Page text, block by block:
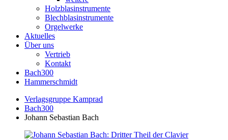
Holzblasinstrumente
Blechblasinstrumente
Orgelwerke
Aktuelles
Über uns
Vertrieb
Kontakt
Bach300
Hammerschmidt
Verlagsgruppe Kamprad
Bach300
Johann Sebastian Bach